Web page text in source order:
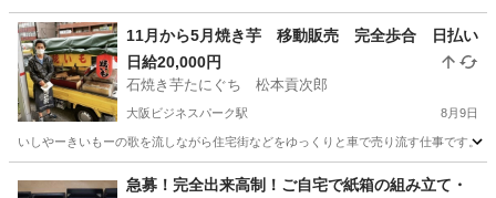
11月から5月焼き芋 移動販売 完全歩合 日払い
日給20,000円
石焼き芋たにぐち 松本貢次郎
大阪ビジネスパーク駅 8月9日
いしやーきいもーの歌を流しながら住宅街などをゆっくりと車で売り流す仕事です。
大阪ビジネスパーク駅 その他 焼き芋
急募！完全出来高制！ご自宅で紙箱の組み立て・